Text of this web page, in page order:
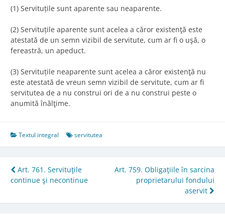
(1) Servituțile sunt aparente sau neaparente.
(2) Servituțile aparente sunt acelea a căror existenţă este
atestată de un semn vizibil de servitute, cum ar fi o uşă, o
fereastră, un apeduct.
(3) Servituțile neaparente sunt acelea a căror existenţă nu
este atestată de vreun semn vizibil de servitute, cum ar fi
servitutea de a nu construi ori de a nu construi peste o
anumită înălţime.
Textul integral servitutea
Post
navigation
Art. 761. Servituţile
continue şi necontinue
Art. 759. Obligaţiile în sarcina
proprietarului fondului
aservit